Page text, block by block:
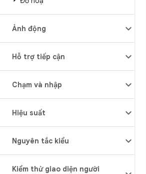
Ảnh động
Hỗ trợ tiếp cận
Chạm và nhập
Hiệu suất
Nguyên tắc kiểu
Kiểm thử giao diện người